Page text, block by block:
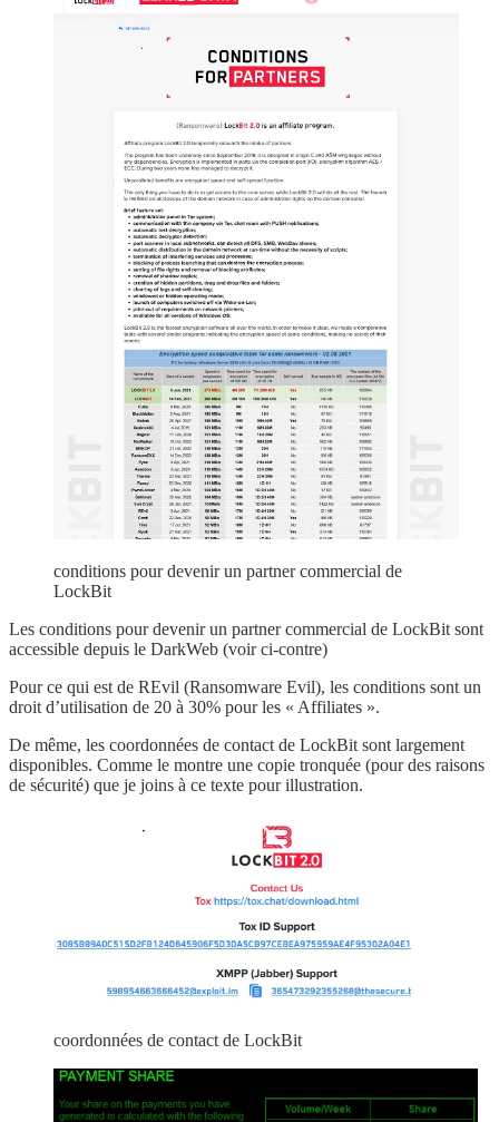
conditions pour devenir un partner commercial de
LockBit
Les conditions pour devenir un partner commercial de LockBit sont
accessible depuis le DarkWeb (voir ci-contre)
Pour ce qui est de REvil (Ransomware Evil), les conditions sont un
droit d’utilisation de 20 à 30% pour les « Affiliates ».
De même, les coordonnées de contact de LockBit sont largement
disponibles. Comme le montre une copie tronquée (pour des raisons
de sécurité) que je joins à ce texte pour illustration.
coordonnées de contact de LockBit